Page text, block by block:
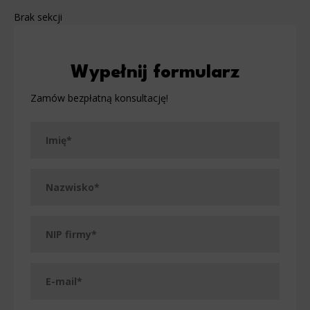
Wypełnij formularz
Zamów bezpłatną konsultację!
Brak sekcji